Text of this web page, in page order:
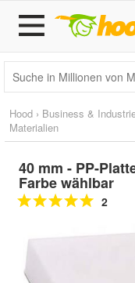
Hood › Business &
Materialien
40 mm - PP-
Farbe wählbar
2